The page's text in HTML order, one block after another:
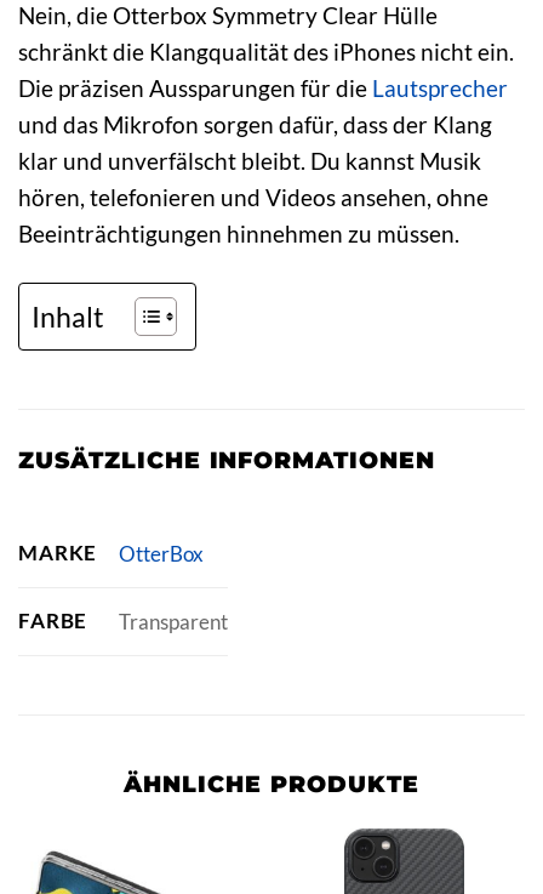
Nein, die Otterbox Symmetry Clear Hülle
schränkt die Klangqualität des iPhones nicht ein.
Die präzisen Aussparungen für die Lautsprecher
und das Mikrofon sorgen dafür, dass der Klang
klar und unverfälscht bleibt. Du kannst Musik
hören, telefonieren und Videos ansehen, ohne
Beeinträchtigungen hinnehmen zu müssen.
Inhalt
ZUSÄTZLICHE INFORMATIONEN
MARKE OtterBox
FARBE Transparent
ÄHNLICHE PRODUKTE